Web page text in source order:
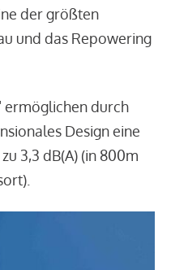
der größten
und das Repowering
ermöglichen durch
Design eine
3,3 dB(A) (in 800m